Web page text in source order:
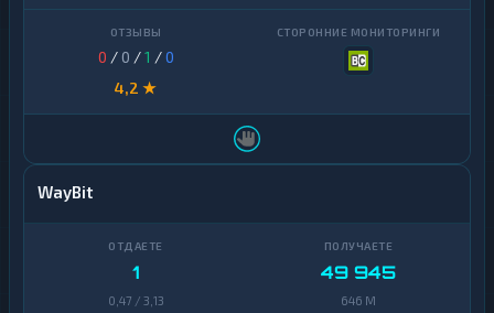
0 / 0 /1 /0
4,2 ★
WayBit
1
0,47 / 3,13
49 945
646 M